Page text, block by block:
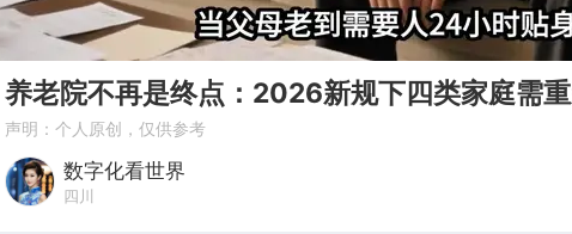
00:00
养老院不再是终点：2026新规下四类家庭需
声明：个人原创，仅供参考
数字化看世界
四川